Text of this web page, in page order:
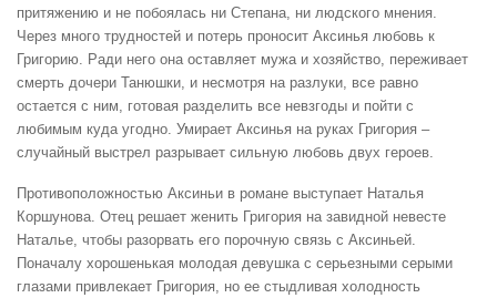
притяжению и не побоялась ни Степана, ни людского мнения.
Через много трудностей и потерь проносит Аксинья любовь к
Григорию. Ради него она оставляет мужа и хозяйство, переживает
смерть дочери Танюшки, и несмотря на разлуки, все равно
остается с ним, готовая разделить все невзгоды и пойти с
любимым куда угодно. Умирает Аксинья на руках Григория –
случайный выстрел разрывает сильную любовь двух героев.
Противоположностью Аксиньи в романе выступает Наталья
Коршунова. Отец решает женить Григория на завидной невесте
Наталье, чтобы разорвать его порочную связь с Аксиньей.
Поначалу хорошенькая молодая девушка с серьезными серыми
глазами привлекает Григория, но ее стыдливая холодность